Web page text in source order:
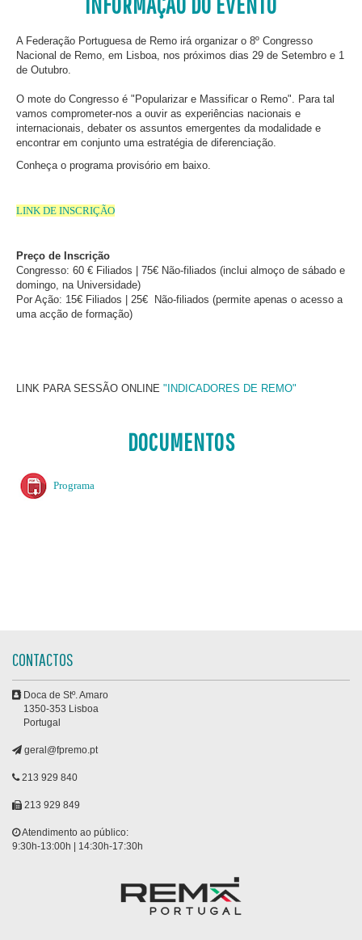
A Federação Portuguesa de Remo irá organizar o 8º Congresso
Nacional de Remo, em Lisboa, nos próximos dias 29 de Setembro e 1
de Outubro.
O mote do Congresso é "Popularizar e Massificar o Remo". Para tal
vamos comprometer-nos a ouvir as experiências nacionais e
internacionais, debater os assuntos emergentes da modalidade e
encontrar em conjunto uma estratégia de diferenciação.
Conheça o programa provisório em baixo.
LINK DE INSCRIÇÃO
Preço de Inscrição
Congresso: 60 € Filiados | 75€ Não-filiados (inclui almoço de sábado e
domingo, na Universidade)
Por Ação: 15€ Filiados | 25€ Não-filiados (permite apenas o acesso a
uma acção de formação)
LINK PARA SESSÃO ONLINE "INDICADORES DE REMO"
DOCUMENTOS
Programa
CONTACTOS
Doca de Stº. Amaro
1350-353 Lisboa
Portugal
geral@fpremo.pt
213 929 840
213 929 849
Atendimento ao público:
9:30h-13:00h | 14:30h-17:30h